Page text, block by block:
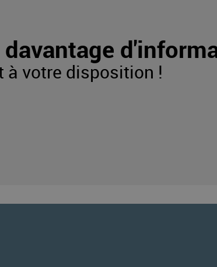
votre inscription
votre disposition !